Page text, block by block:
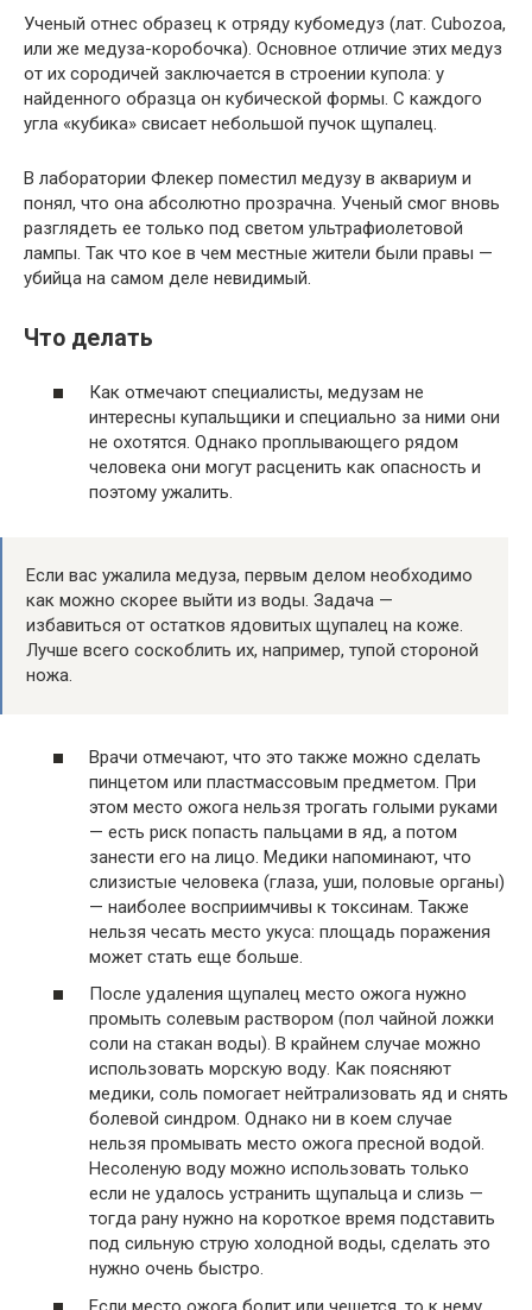
Ученый отнес образец к отряду кубомедуз (лат. Cubozoa,
или же медуза-коробочка). Основное отличие этих медуз
от их сородичей заключается в строении купола: у
найденного образца он кубической формы. С каждого
угла «кубика» свисает небольшой пучок щупалец.
В лаборатории Флекер поместил медузу в аквариум и
понял, что она абсолютно прозрачна. Ученый смог вновь
разглядеть ее только под светом ультрафиолетовой
лампы. Так что кое в чем местные жители были правы —
убийца на самом деле невидимый.
Что делать
Как отмечают специалисты, медузам не
интересны купальщики и специально за ними они
не охотятся. Однако проплывающего рядом
человека они могут расценить как опасность и
поэтому ужалить.
Если вас ужалила медуза, первым делом необходимо
как можно скорее выйти из воды. Задача —
избавиться от остатков ядовитых щупалец на коже.
Лучше всего соскоблить их, например, тупой стороной
ножа.
Врачи отмечают, что это также можно сделать
пинцетом или пластмассовым предметом. При
этом место ожога нельзя трогать голыми руками
— есть риск попасть пальцами в яд, а потом
занести его на лицо. Медики напоминают, что
слизистые человека (глаза, уши, половые органы)
— наиболее восприимчивы к токсинам. Также
нельзя чесать место укуса: площадь поражения
может стать еще больше.
После удаления щупалец место ожога нужно
промыть солевым раствором (пол чайной ложки
соли на стакан воды). В крайнем случае можно
использовать морскую воду. Как поясняют
медики, соль помогает нейтрализовать яд и снять
болевой синдром. Однако ни в коем случае
нельзя промывать место ожога пресной водой.
Несоленую воду можно использовать только
если не удалось устранить щупальца и слизь —
тогда рану нужно на короткое время подставить
под сильную струю холодной воды, сделать это
нужно очень быстро.